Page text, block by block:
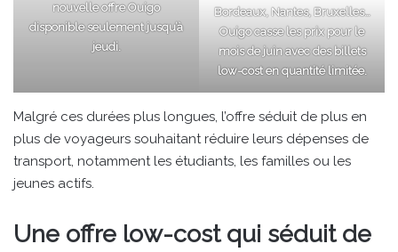
nouvelle offre Ouigo
disponible seulement jusqu’à
jeudi.
Bordeaux, Nantes, Bruxelles…
Ouigo casse les prix pour le
mois de juin avec des billets
low-cost en quantité limitée.
Malgré ces durées plus longues, l’offre séduit de plus en
plus de voyageurs souhaitant réduire leurs dépenses de
transport, notamment les étudiants, les familles ou les
jeunes actifs.
Une offre low-cost qui séduit de